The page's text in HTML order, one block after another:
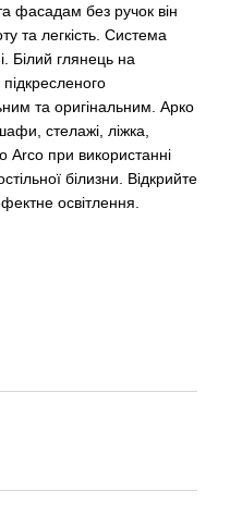
фасадам без ручок він
та легкість. Система
Білий глянець на
та оригінальним. Арко
стелажі, ліжка,
Arco при використанні
білизни. Відкрийте
освітлення.